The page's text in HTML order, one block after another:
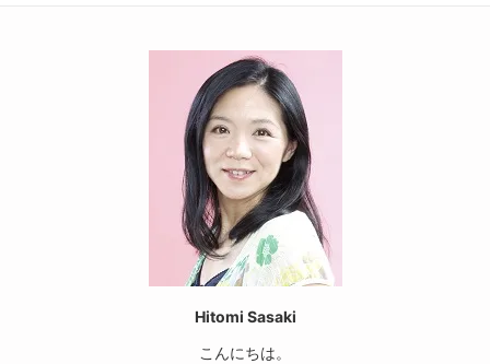
Hitomi Sasaki
こんにちは。